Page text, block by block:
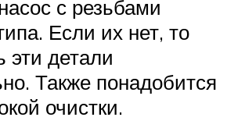
с резьбами
Если их нет, то
эти детали
Также понадобится
очистки.